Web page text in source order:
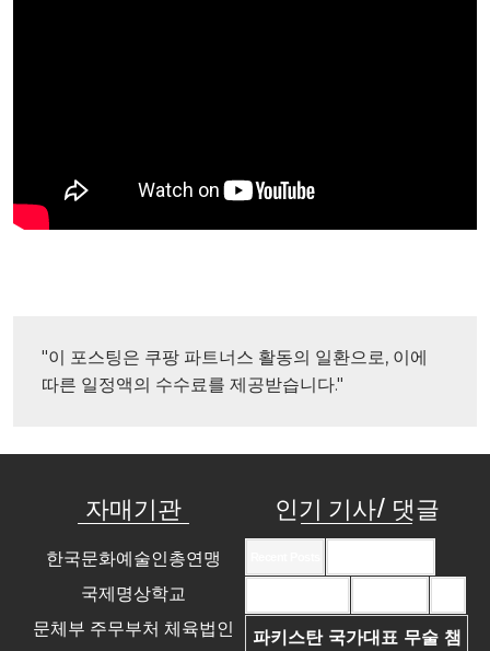
"이 포스팅은 쿠팡 파트너스 활동의 일환으로, 이에
따른 일정액의 수수료를 제공받습니다."
자매기관
한국문화예술인총연맹
국제명상학교
문체부 주무부처 체육법인
인기 기사/ 댓글
파키스탄 국가대표 무술 챔